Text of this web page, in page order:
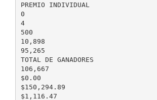
PREMIO INDIVIDUAL
0
4
500
10,898
95,265
TOTAL DE GANADORES
106,667
$0.00
$150,294.89
$1,116.47